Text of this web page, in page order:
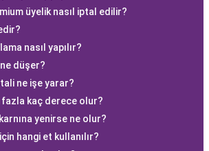
üyelik nasıl iptal edilir?
nasıl yapılır?
düşer?
ne işe yarar?
fazla kaç derece olur?
yenirse ne olur?
hangi et kullanılır?